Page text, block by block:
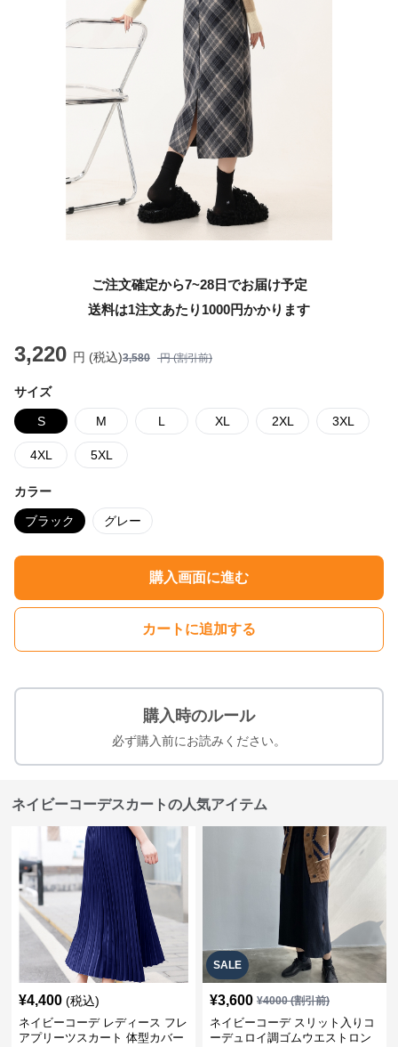
ご注文確定から7~28日でお届け予定
送料は1注文あたり 1000円かかります
3,220 円 (税込)3,580 円 (割引前)
サイズ
S M L XL 2XL 3XL
4XL 5XL
カラー
ブラック グレー
購入画面に進む
カートに追加する
購入時のルール
必ず購入前にお読みください。
ネイビーコーデスカートの人気アイテム
¥4,400 (税込)
ネイビーコーデ レディース フレ
アプリーツスカート 体型カバー
SALE
¥3,600 ¥4000(割引前)
ネイビーコーデ スリット入りコ
ーデュロイ調ゴムウエストロン